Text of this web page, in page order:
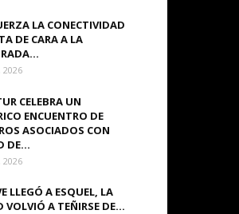
LA CONECTIVIDAD
DE CARA A LA
2026
CELEBRA UN
ENCUENTRO DE
ASOCIADOS CON
DE...
2026
LLEGÓ A ESQUEL, LA
VOLVIÓ A TEÑIRSE DE...